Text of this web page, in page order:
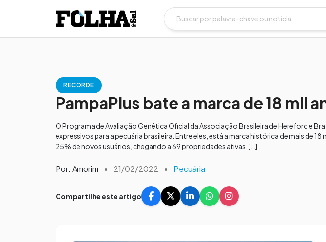
RECORDE
PampaPlus bate a marca de 18 mil
O Programa de Avaliação Genética Oficial da Associação Brasileira de Hereford e
expressivos para a pecuária brasileira. Entre eles, está a marca histórica de mais de
25% de novos usuários, chegando a 69 propriedades ativas. […]
Por: Amorim • 21/02/2022 • Pecuária
Compartilhe este artigo